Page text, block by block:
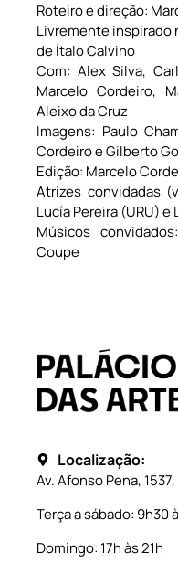
Roteiro e direção:
Livremente inspirado
de Ítalo Calvino
Com: Alex Silva,
Marcelo Cordeiro,
Aleixo da Cruz
Imagens: Paulo
Cordeiro e Gilberto
Edição: Marcelo
Atrizes convidadas
Lucía Pereira (URU) e
Músicos
Coupe
Localização:
Av. Afonso Pena,
Terça a sábado: 9h30
Domingo: 17h às 21h